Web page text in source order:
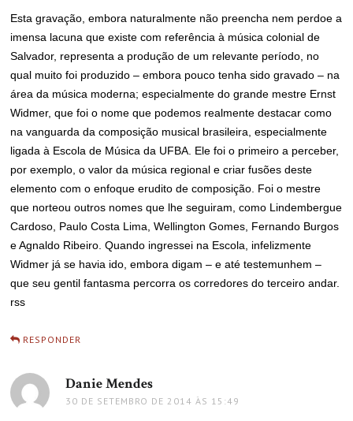
Esta gravação, embora naturalmente não preencha nem perdoe a
imensa lacuna que existe com referência à música colonial de
Salvador, representa a produção de um relevante período, no
qual muito foi produzido – embora pouco tenha sido gravado – na
área da música moderna; especialmente do grande mestre Ernst
Widmer, que foi o nome que podemos realmente destacar como
na vanguarda da composição musical brasileira, especialmente
ligada à Escola de Música da UFBA. Ele foi o primeiro a perceber,
por exemplo, o valor da música regional e criar fusões deste
elemento com o enfoque erudito de composição. Foi o mestre
que norteou outros nomes que lhe seguiram, como Lindembergue
Cardoso, Paulo Costa Lima, Wellington Gomes, Fernando Burgos
e Agnaldo Ribeiro. Quando ingressei na Escola, infelizmente
Widmer já se havia ido, embora digam – e até testemunhem –
que seu gentil fantasma percorra os corredores do terceiro andar.
rss
RESPONDER
Danie Mendes
30 DE SETEMBRO DE 2014 ÀS 15:49